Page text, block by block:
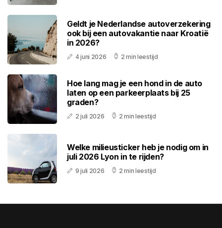
Geldt je Nederlandse autoverzekering
ook bij een autovakantie naar Kroatië
in 2026?
4 juni 2026 2 min leestijd
Hoe lang mag je een hond in de auto
laten op een parkeerplaats bij 25
graden?
2 juli 2026 2 min leestijd
Welke milieusticker heb je nodig om in
juli 2026 Lyon in te rijden?
9 juli 2026 2 min leestijd